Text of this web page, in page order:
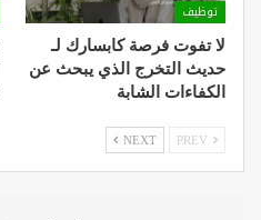
توظيف
لا تفوت فرصة كابسارك لـ
حديث التخرج الذي يبحث عن
الكفاءات الشابة
NEXT